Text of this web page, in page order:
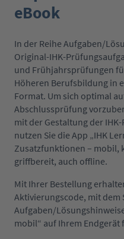
eBook
In der Reihe Aufgaben/
Original-IHK-
und Frühjahrsprüfungen
Höheren Berufsbildung in
Format. Um sich optimal
Abschlussprüfung
mit der Gestaltung der
nutzen Sie die App „IHK
Zusatzfunktionen – mobil,
griffbereit, auch offline.
Mit Ihrer Bestellung
Aktivierungscode, mit dem
Aufgaben/
mobil“ auf Ihrem